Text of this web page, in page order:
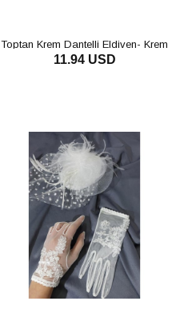
Toptan Krem Dantelli Eldiven- Krem
Vualet Nikah Şapkası
11.94 USD